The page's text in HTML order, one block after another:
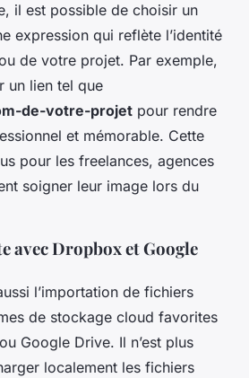
il est possible de choisir un
expression qui reflète l’identité
de votre projet. Par exemple,
un lien tel que
de-votre-projet pour rendre
et mémorable. Cette
pour les freelances, agences
soigner leur image lors du
avec Dropbox et Google
l’importation de fichiers
de stockage cloud favorites
Google Drive. Il n’est plus
localement les fichiers